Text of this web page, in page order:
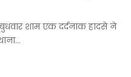
शाम एक दर्दनाक हादसे ने